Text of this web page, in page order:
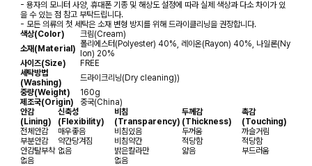
- 용자의 모니터 사양, 휴대폰 기종 및 해상도 설정에 따라 실제 색상과 다소 차이가 있
을 수 있는 점 참고 부탁드립니다.
- 모든 의류의 첫 세탁은 소재 변형 방지를 위해 드라이클리닝을 권장합니다.
색상(Color)
크림(Cream)
소재(Material) 폴리에스터(Polyester) 40%, 레이온(Rayon) 40%, 나일론(Ny
lon) 20%
사이즈(Size)
FREE
세탁방법
(Washing)
드라이크리닝(Dry cleaning))
중량(Weight)
160g
제조국(Origin)
중국(China)
안감
(Lining)
신축성
(Flexibility)
비침
(Transparency)
두께감
(Thickness)
촉감
(Touching)
전체안감
매우좋음 비침있음 두꺼움
까슬거림
부분안감
약간당겨짐 비침약간 적당함
적당함
안감탈부착 없음 밝은칼라만 얇음
부드러움
없음
없음